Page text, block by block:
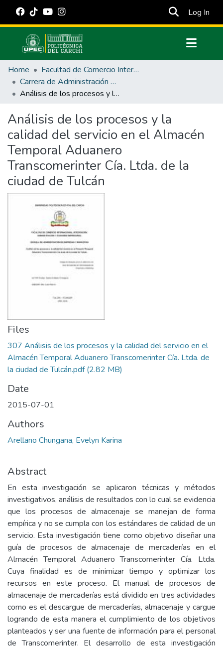
Log In
Communities & Collections
All of DSpace
Statistics
Estadísticas Externas
Manuales
Home
Facultad de Comercio Internacional, Integración, Administración y Economía Empresarial
Carrera de Administración de Empresas y Marketing
Análisis de los procesos y la calidad del servicio en el Almacén Temporal Aduanero Transcomerinter Cía. Ltda. de la ciudad de Tulcán
Análisis de los procesos y la
calidad del servicio en el Almacén
Temporal Aduanero
Transcomerinter Cía. Ltda. de la
ciudad de Tulcán
Files
307 Análisis de los procesos y la calidad del servicio en el
Almacén Temporal Aduanero Transcomerinter Cía. Ltda. de
la ciudad de Tulcán.pdf(2.82 MB)
Date
2015-07-01
Authors
Arellano Chungana, Evelyn Karina
Abstract
En esta investigación se aplicaron técnicas y métodos
investigativos, análisis de resultados con lo cual se evidencia
que los procesos de almacenaje se manejan de forma
empírica y no se cumpla con los estándares de calidad de un
servicio. Esta investigación tiene como objetivo diseñar una
guía de procesos de almacenaje de mercaderías en el
Almacén Temporal Aduanero Transcomerinter Cía. Ltda.
Cuya finalidad es de minimizar tiempo y optimizar los
recursos en este proceso. El manual de procesos de
almacenaje de mercaderías está dividido en tres actividades
como es el descargue de mercaderías, almacenaje y cargue
logrando de esta manera el cumplimiento de los objetivos
planteados y ser una fuente de información para el personal
de Transcomerinter. El desarrollo de esta investigación